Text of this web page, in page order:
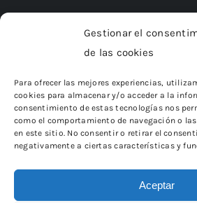
Gestionar el
de las cookies
Para ofrecer las mejores experiencias,
cookies para almacenar y/o acceder a la
consentimiento de estas tecnologías nos
como el comportamiento de navegación o
en este sitio. No consentir o retirar el
negativamente a ciertas características y
Aceptar